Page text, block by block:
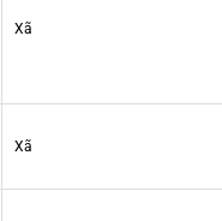
Xã
Xã